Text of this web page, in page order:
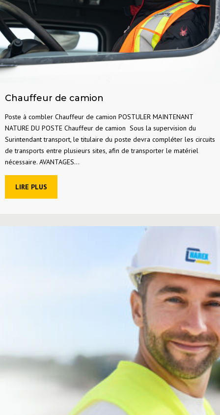
Chauffeur de camion
Poste à combler Chauffeur de camion POSTULER MAINTENANT
NATURE DU POSTE Chauffeur de camion Sous la supervision du
Surintendant transport, le titulaire du poste devra compléter les circuits
de transports entre plusieurs sites, afin de transporter le matériel
nécessaire. AVANTAGES...
LIRE PLUS